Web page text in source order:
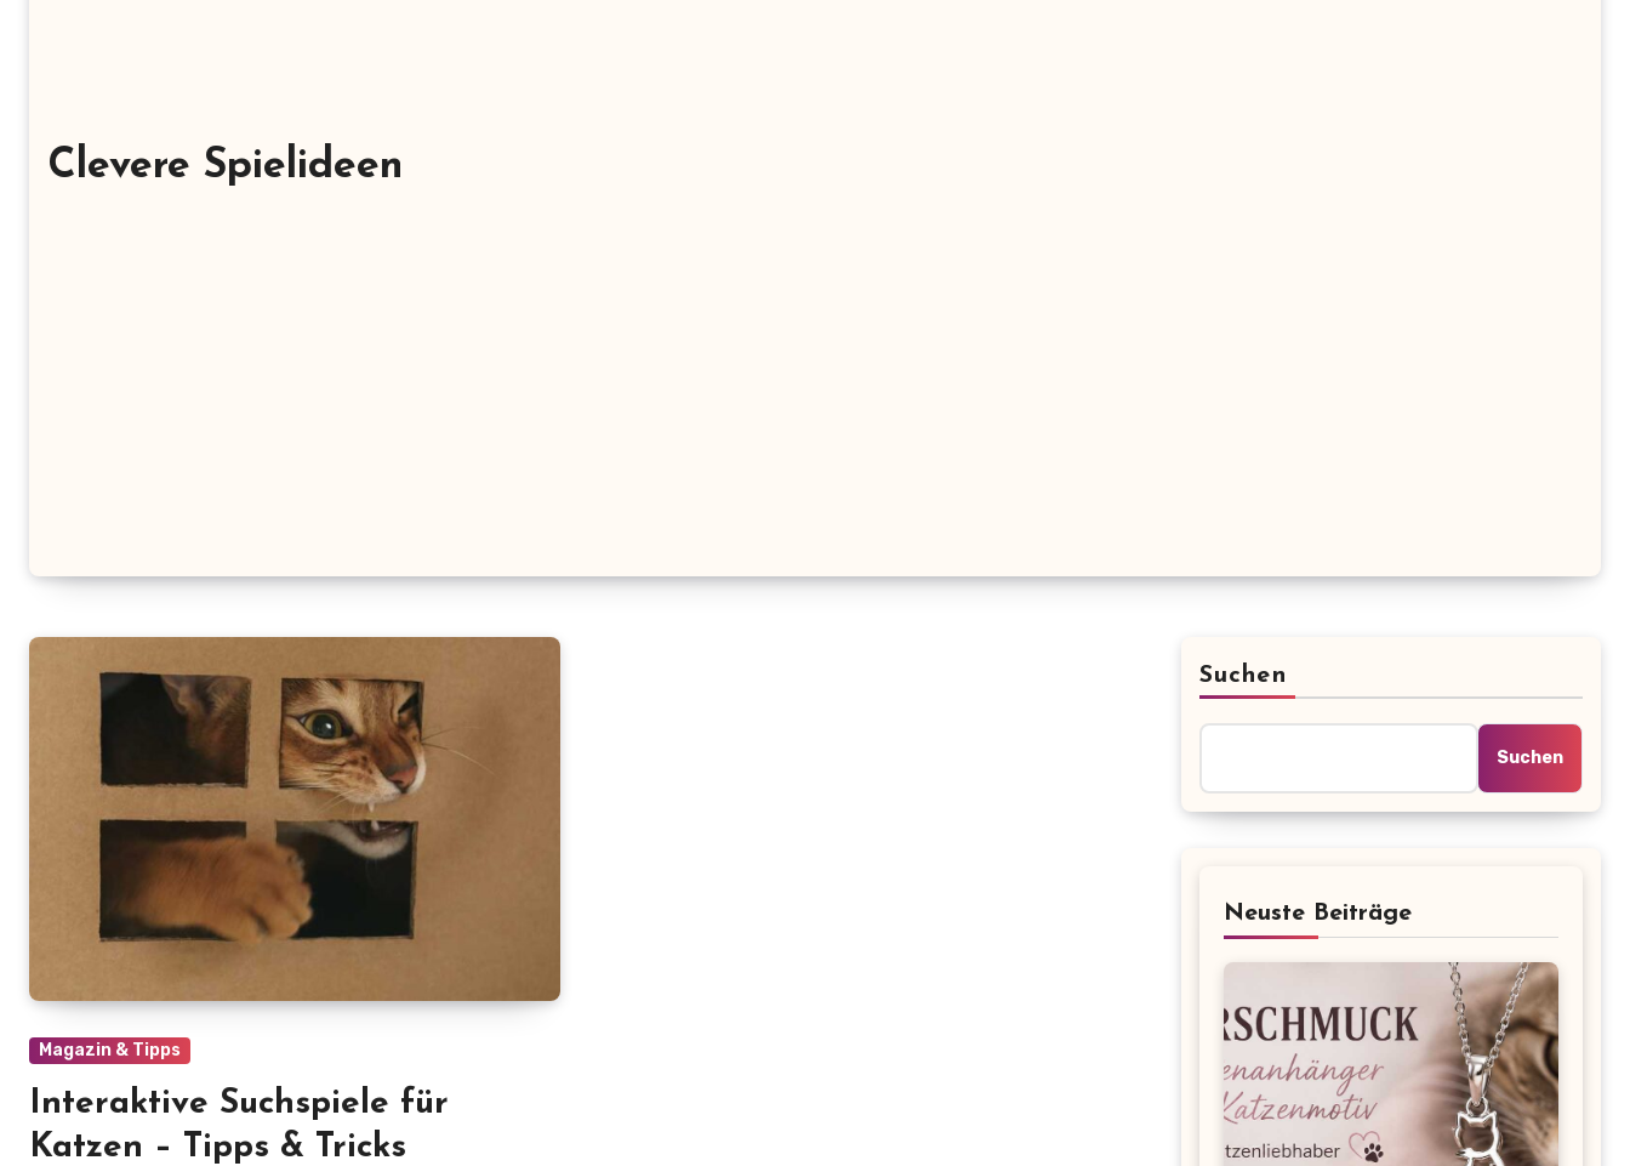
Clevere Spielideen
Magazin & Tipps
Interaktive Suchspiele für
Katzen – Tipps & Tricks
Suchen
Suchen
Neuste Beiträge